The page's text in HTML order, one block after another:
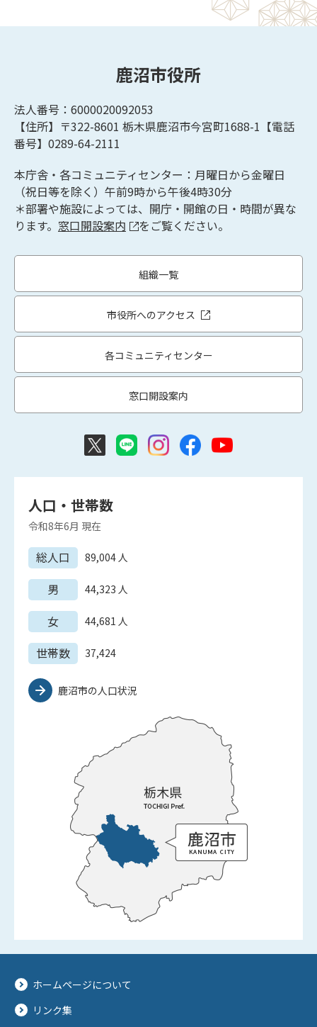
鹿沼市役所
法人番号：6000020092053
【住所】〒322-8601 栃木県鹿沼市今宮町1688-1【電話
番号】0289-64-2111
本庁舎・各コミュニティセンター：月曜日から金曜日
（祝日等を除く）午前9時から午後4時30分
＊部署や施設によっては、開庁・開館の日・時間が異な
ります。 窓口開設案内 をご覧ください。
組織一覧
市役所へのアクセス
各コミュニティセンター
窓口開設案内
人口・世帯数
令和8年6月 現在
総人口 89,004 人
男 44,323 人
女 44,681 人
世帯数 37,424
鹿沼市の人口状況
ホームページについて
リンク集